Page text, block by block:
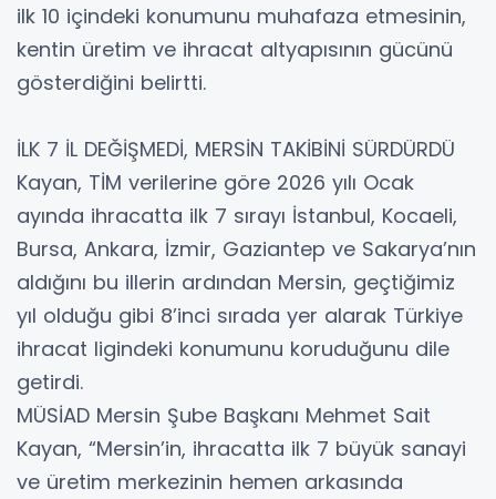
ilk 10 içindeki konumunu muhafaza etmesinin,
kentin üretim ve ihracat altyapısının gücünü
gösterdiğini belirtti.
İLK 7 İL DEĞİŞMEDİ, MERSİN TAKİBİNİ SÜRDÜRDÜ
Kayan, TİM verilerine göre 2026 yılı Ocak
ayında ihracatta ilk 7 sırayı İstanbul, Kocaeli,
Bursa, Ankara, İzmir, Gaziantep ve Sakarya’nın
aldığını bu illerin ardından Mersin, geçtiğimiz
yıl olduğu gibi 8’inci sırada yer alarak Türkiye
ihracat ligindeki konumunu koruduğunu dile
getirdi.
MÜSİAD Mersin Şube Başkanı Mehmet Sait
Kayan, “Mersin’in, ihracatta ilk 7 büyük sanayi
ve üretim merkezinin hemen arkasında